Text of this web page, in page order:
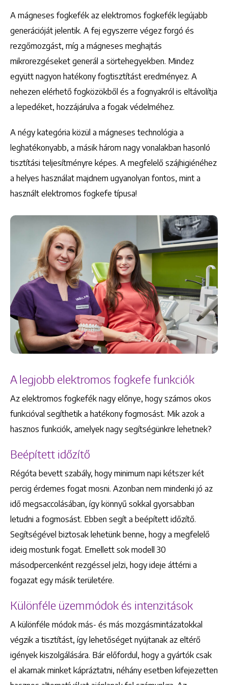
A mágneses fogkefék az elektromos fogkefék legújabb
generációját jelentik. A fej egyszerre végez forgó és
rezgőmozgást, míg a mágneses meghajtás
mikrorezgéseket generál a sörtehegyekben. Mindez
együtt nagyon hatékony fogtisztítást eredményez. A
nehezen elérhető fogközökből és a fognyakról is eltávolítja
a lepedéket, hozzájárulva a fogak védelméhez.
A négy kategória közül a mágneses technológia a
leghatékonyabb, a másik három nagy vonalakban hasonló
tisztítási teljesítményre képes. A megfelelő szájhigiénéhez
a helyes használat majdnem ugyanolyan fontos, mint a
használt elektromos fogkefe típusa!
A legjobb elektromos fogkefe funkciók
Az elektromos fogkefék nagy előnye, hogy számos okos
funkcióval segíthetik a hatékony fogmosást. Mik azok a
hasznos funkciók, amelyek nagy segítségünkre lehetnek?
Beépített időzítő
Régóta bevett szabály, hogy minimum napi kétszer két
percig érdemes fogat mosni. Azonban nem mindenki jó az
idő megsaccolásában, így könnyű sokkal gyorsabban
letudni a fogmosást. Ebben segít a beépített időzítő.
Segítségével biztosak lehetünk benne, hogy a megfelelő
ideig mostunk fogat. Emellett sok modell 30
másodpercenként rezgéssel jelzi, hogy ideje áttérni a
fogazat egy másik területére.
Különféle üzemmódok és intenzitások
A különféle módok más- és más mozgásmintázatokkal
végzik a tisztítást, így lehetőséget nyújtanak az eltérő
igények kiszolgálására. Bár előfordul, hogy a gyártók csak
el akarnak minket kápráztatni, néhány esetben kifejezetten